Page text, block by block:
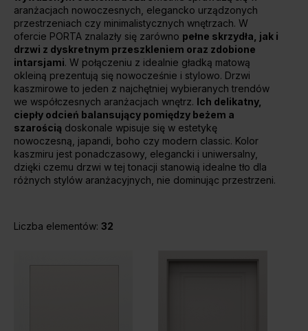
Pliki do pobrania
Biuro prasowe
O nas
Blog
Unia Europejska
Extranet
Dla sygnalisty
aranżacjach nowoczesnych, elegancko urządzonych
przestrzeniach czy minimalistycznych wnętrzach. W
ofercie PORTA znalazły się zarówno pełne skrzydła, jak i
drzwi z dyskretnym przeszkleniem oraz zdobione
intarsjami. W połączeniu z idealnie gładką matową
okleiną prezentują się nowocześnie i stylowo. Drzwi
kaszmirowe to jeden z najchętniej wybieranych trendów
we współczesnych aranżacjach wnętrz. Ich delikatny,
ciepły odcień balansujący pomiędzy beżem a
szarością doskonale wpisuje się w estetykę
nowoczesną, japandi, boho czy modern classic. Kolor
kaszmiru jest ponadczasowy, elegancki i uniwersalny,
dzięki czemu drzwi w tej tonacji stanowią idealne tło dla
różnych stylów aranżacyjnych, nie dominując przestrzeni.
Liczba elementów: 32